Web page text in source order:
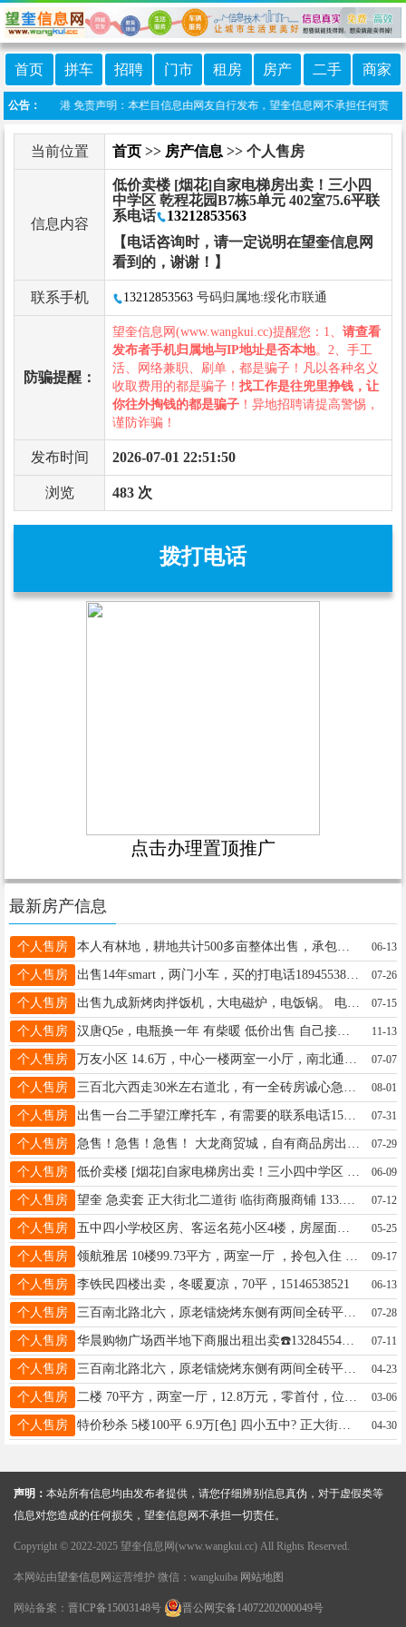
首页 拼车 招聘 门市 租房 房产 二手 商家
公告：
:望奎信息港 免责声明：本栏目信息由网友自行发布，望奎信息网不承担任何责任
当前位置 首页 >> 房产信息 >> 个人售房
信息内容
低价卖楼 [烟花]自家电梯房出卖！三小四
中学区 乾程花园B7栋5单元 402室75.6平联
系电话
13212853563
【电话咨询时，请一定说明在望奎信息网
看到的，谢谢！】
联系手机 13212853563 号码归属地:绥化市联通
防骗提醒：
望奎信息网(www.wangkui.cc)提醒您：1、 请查看
发布者手机归属地与IP地址是否本地。2、手工
活、网络兼职、刷单，都是骗子！凡以各种名义
收取费用的都是骗子！ 找工作是往兜里挣钱，让
你往外掏钱的都是骗子 ！异地招聘请提高警惕，
谨防诈骗！
发布时间 2026-07-01 22:51:50
浏览 483 次
拨打电话
点击办理置顶推广
最新房产信息
个人售房 本人有林地，耕地共计500多亩整体出售，承包期到2050年，含3-6银中杨5万株，3-8柳树25万株，小乘黑20万株，有意联系13904555376 06-13
个人售房 出售14年smart，两门小车，买的打电话18945538838 07-26
个人售房 出售九成新烤肉拌饭机，大电磁炉，电饭锅。 电话，13284049221 07-15
个人售房 汉唐Q5e，电瓶换一年 有柴暖 低价出售 自己接娃代步车 有意者联系13845572356 11-13
个人售房 07-07
个人售房 08-01
个人售房 出售一台二手望江摩托车，有需要的联系电话15946158592好朋友帮忙转发谢谢[抱拳][抱拳][抱拳][抱拳][抱拳] 07-31
个人售房 07-29
个人售房 06-09
个人售房 07-12
个人售房 05-25
个人售房 09-17
个人售房 李铁民四楼出卖，冬暖夏凉，70平，15146538521 06-13
个人售房 三百南北路北六，原老镭烧烤东侧有两间全砖平房出租出卖。电话：15245511180 13763789017 07-28
个人售房 华晨购物广场西半地下商服出租出卖☎️13284554446 07-11
个人售房 三百南北路北六，原老镭烧烤东侧有两间全砖平房出租出卖。电话：15245511180 13763789017 04-23
个人售房 03-06
个人售房 特价秒杀 5楼100平 6.9万[色] 四小五中? 正大街黄金地段 九八开发楼 5楼 ，不山不顶 标准三室一厅 陪读首选 买了往出租都合适 福利房源价格不讲18746526850 04-30
声明： 本站所有信息均由发布者提供，请您仔细辨别信息真伪，对于虚假类等
信息对您造成的任何损失，望奎信息网不承担一切责任。
Copyright © 2022-2025 望奎信息网(www.wangkui.cc) All Rights Reserved.
本网站由望奎信息网 运营维护 微信：wangkuiba 网站地图
网站备案： 晋ICP备15003148号 晋公网安备14072202000049号